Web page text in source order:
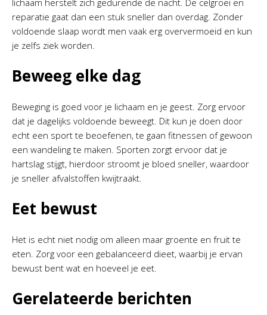
lichaam herstelt zich gedurende de nacht. De celgroei en
reparatie gaat dan een stuk sneller dan overdag. Zonder
voldoende slaap wordt men vaak erg oververmoeid en kun
je zelfs ziek worden.
Beweeg elke dag
Beweging is goed voor je lichaam en je geest. Zorg ervoor
dat je dagelijks voldoende beweegt. Dit kun je doen door
echt een sport te beoefenen, te gaan fitnessen of gewoon
een wandeling te maken. Sporten zorgt ervoor dat je
hartslag stijgt, hierdoor stroomt je bloed sneller, waardoor
je sneller afvalstoffen kwijtraakt.
Eet bewust
Het is echt niet nodig om alleen maar groente en fruit te
eten. Zorg voor een gebalanceerd dieet, waarbij je ervan
bewust bent wat en hoeveel je eet.
Gerelateerde berichten